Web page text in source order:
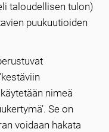
taloudellisen tulon)
puukuutioiden
nimeä
Se on
voidaan hakata